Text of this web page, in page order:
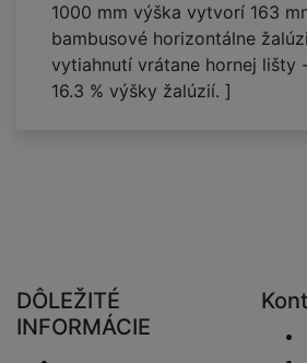
1000 mm výška vytvorí 163
bambusové horizontálne
vytiahnutí vrátane hornej lišty
16.3 % výšky žalúzií. ]
DÔLEŽITÉ
INFORMÁCIE